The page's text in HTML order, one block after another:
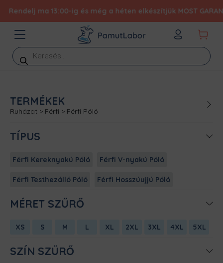
Rendelj ma 13:00-ig és még a héten elkészítjük MOST
Products
search
TERMÉKEK
Ruházat > Férfi > Férfi Póló
TÍPUS
Férfi Kereknyakú Póló Férfi V-nyakú Póló
Férfi Testhezálló Póló Férfi Hosszúujjú Póló
MÉRET SZŰRŐ
XS S M L XL 2XL 3XL 4XL 5XL
SZÍN SZŰRŐ